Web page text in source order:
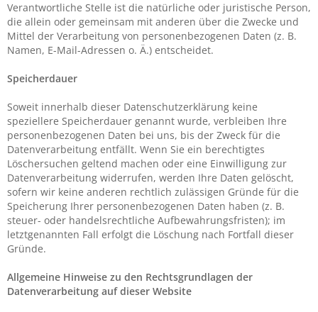
Verantwortliche Stelle ist die natürliche oder juristische Person,
die allein oder gemeinsam mit anderen über die Zwecke und
Mittel der Verarbeitung von personenbezogenen Daten (z. B.
Namen, E-Mail-Adressen o. Ä.) entscheidet.
Speicherdauer
Soweit innerhalb dieser Datenschutzerklärung keine
speziellere Speicherdauer genannt wurde, verbleiben Ihre
personenbezogenen Daten bei uns, bis der Zweck für die
Datenverarbeitung entfällt. Wenn Sie ein berechtigtes
Löschersuchen geltend machen oder eine Einwilligung zur
Datenverarbeitung widerrufen, werden Ihre Daten gelöscht,
sofern wir keine anderen rechtlich zulässigen Gründe für die
Speicherung Ihrer personenbezogenen Daten haben (z. B.
steuer- oder handelsrechtliche Aufbewahrungsfristen); im
letztgenannten Fall erfolgt die Löschung nach Fortfall dieser
Gründe.
Allgemeine Hinweise zu den Rechtsgrundlagen der
Datenverarbeitung auf dieser Website